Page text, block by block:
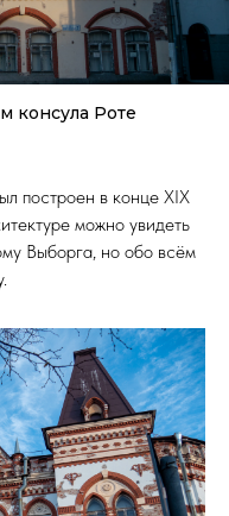
консула Роте
построен в конце XIX
можно увидеть
Выборга, но обо всём